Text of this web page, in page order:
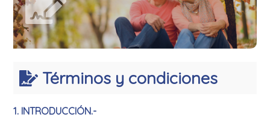
Términos y condiciones
1. INTRODUCCIÓN.-